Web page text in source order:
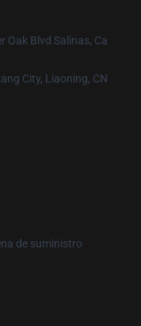
Oak Blvd Salinas, Ca
City, Liaoning, CN
de suministro